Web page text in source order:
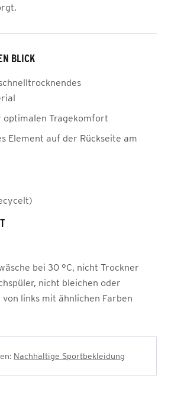
BLICK
optimalen Tragekomfort
Element auf der Rückseite am
bei 30 °C, nicht Trockner
nicht bleichen oder
links mit ähnlichen Farben
Nachhaltige Sportbekleidung